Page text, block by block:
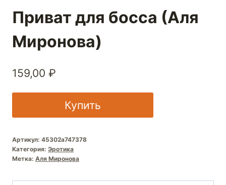
Приват для босса (Аля
Миронова)
159,00 ₽
Купить
Артикул: 45302a747378
Категория: Эротика
Метка: Аля Миронова